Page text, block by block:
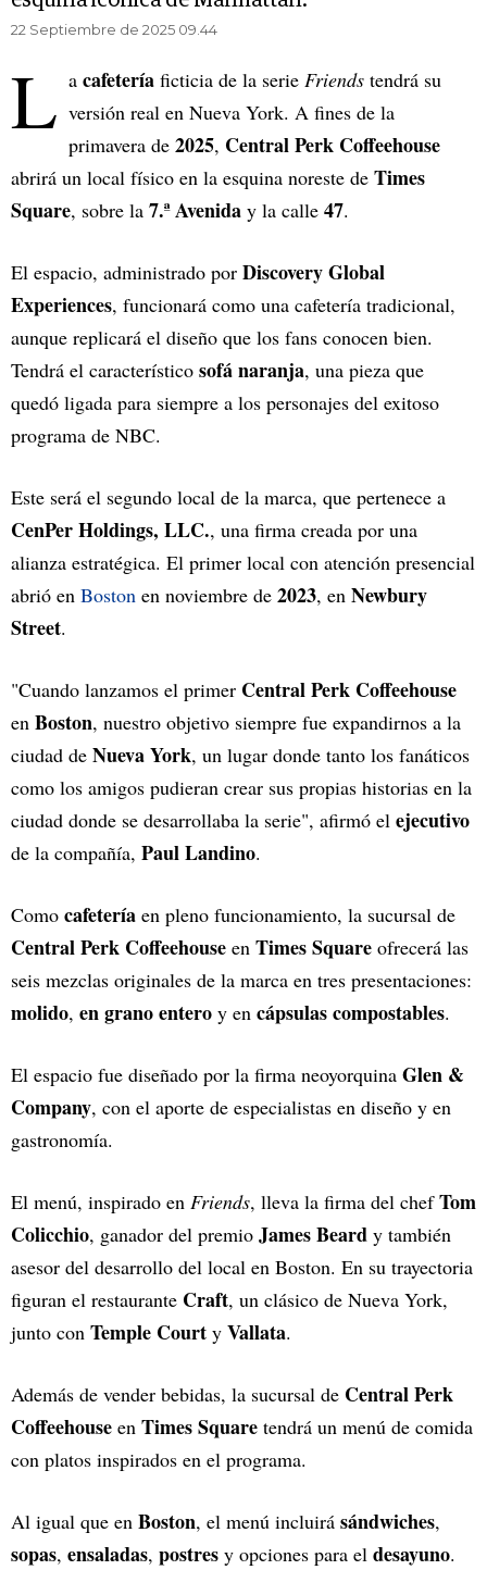
22 Septiembre de 2025 09.44
L a cafetería ficticia de la serie Friends tendrá su
versión real en Nueva York. A fines de la
primavera de 2025, Central Perk Coffeehouse
abrirá un local físico en la esquina noreste de Times
Square, sobre la 7.ª Avenida y la calle 47.
El espacio, administrado por Discovery Global
Experiences, funcionará como una cafetería tradicional,
aunque replicará el diseño que los fans conocen bien.
Tendrá el característico sofá naranja, una pieza que
quedó ligada para siempre a los personajes del exitoso
programa de NBC.
Este será el segundo local de la marca, que pertenece a
CenPer Holdings, LLC., una firma creada por una
alianza estratégica. El primer local con atención presencial
abrió en Boston en noviembre de 2023, en Newbury
Street.
"Cuando lanzamos el primer Central Perk Coffeehouse
en Boston, nuestro objetivo siempre fue expandirnos a la
ciudad de Nueva York, un lugar donde tanto los fanáticos
como los amigos pudieran crear sus propias historias en la
ciudad donde se desarrollaba la serie", afirmó el ejecutivo
de la compañía, Paul Landino.
Como cafetería en pleno funcionamiento, la sucursal de
Central Perk Coffeehouse en Times Square ofrecerá las
seis mezclas originales de la marca en tres presentaciones:
molido, en grano entero y en cápsulas compostables.
El espacio fue diseñado por la firma neoyorquina Glen &
Company, con el aporte de especialistas en diseño y en
gastronomía.
El menú, inspirado en Friends, lleva la firma del chefTom
Colicchio, ganador del premio James Beard y también
asesor del desarrollo del local en Boston. En su trayectoria
figuran el restaurante Craft, un clásico de Nueva York,
junto con Temple Court y Vallata.
Además de vender bebidas, la sucursal de Central Perk
Coffeehouse en Times Square tendrá un menú de comida
con platos inspirados en el programa.
Al igual que en Boston, el menú incluirá sándwiches,
sopas, ensaladas, postres y opciones para el desayuno.